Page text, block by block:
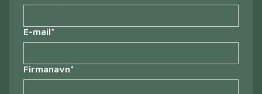
E-mail*
Firmanavn*